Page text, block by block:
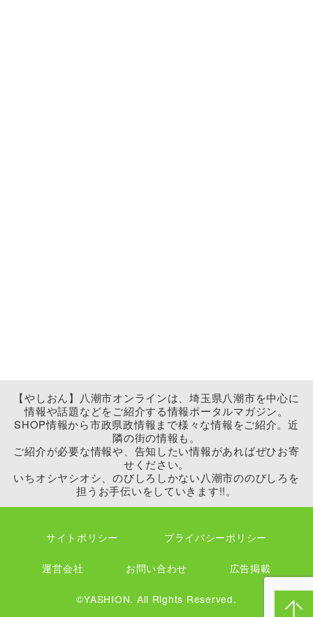
【やしおん】八潮市オンラインは、埼玉県八潮市を中心に
情報や話題などをご紹介する情報ポータルマガジン。
SHOP情報から市政県政情報まで様々な情報をご紹介。近
隣の街の情報も。
ご紹介が必要な情報や、告知したい情報があればぜひお寄
せください。
いちオシヤシオシ、のびしろしかない八潮市ののびしろを
担うお手伝いをしていきます!!。
サイトポリシー プライバシーポリシー
運営会社 お問い合わせ 広告掲載
©YASHION. All Rights Reserved.